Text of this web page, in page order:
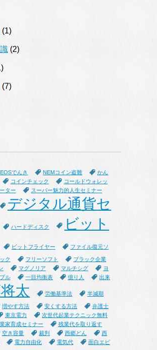
(1)
(2)
(7)
でんき NEMコイン盗難
かん
コインチェック
コールドウォレッ
ター スーパー魅力的人生セミナー
デジタル通貨セ
ハードディスク
ビット
ビットフライヤー ファイル復元ソ
ク フリーソフト
ブラック企業
マグノリア マルチシグ
ヨ
ル 一目均衡表 億り人 出来
太 労働基準法 半減期
増やす方法 安くする方法
弁護士
東京電力
次世代起業テクニック無料
家育成セミナー
残業代を取り返す
空き容量 裁判 西郷どん
西
電力自由化 電気代
面白エピ